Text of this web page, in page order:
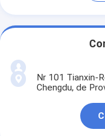
Nr 101 Tianxin-
Chengdu, de